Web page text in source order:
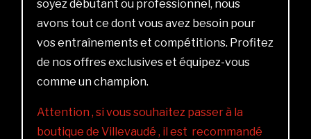
soyez débutant ou professionnel, nous
avons tout ce dont vous avez besoin pour
vos entraînements et compétitions. Profitez
de nos offres exclusives et équipez-vous
comme un champion.
Attention , si vous souhaitez passer à la
boutique de Villevaudé , il est recommandé